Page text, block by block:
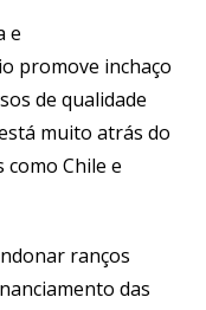
e
promove inchaço
de qualidade
muito atrás do
Chile e
ranços
das